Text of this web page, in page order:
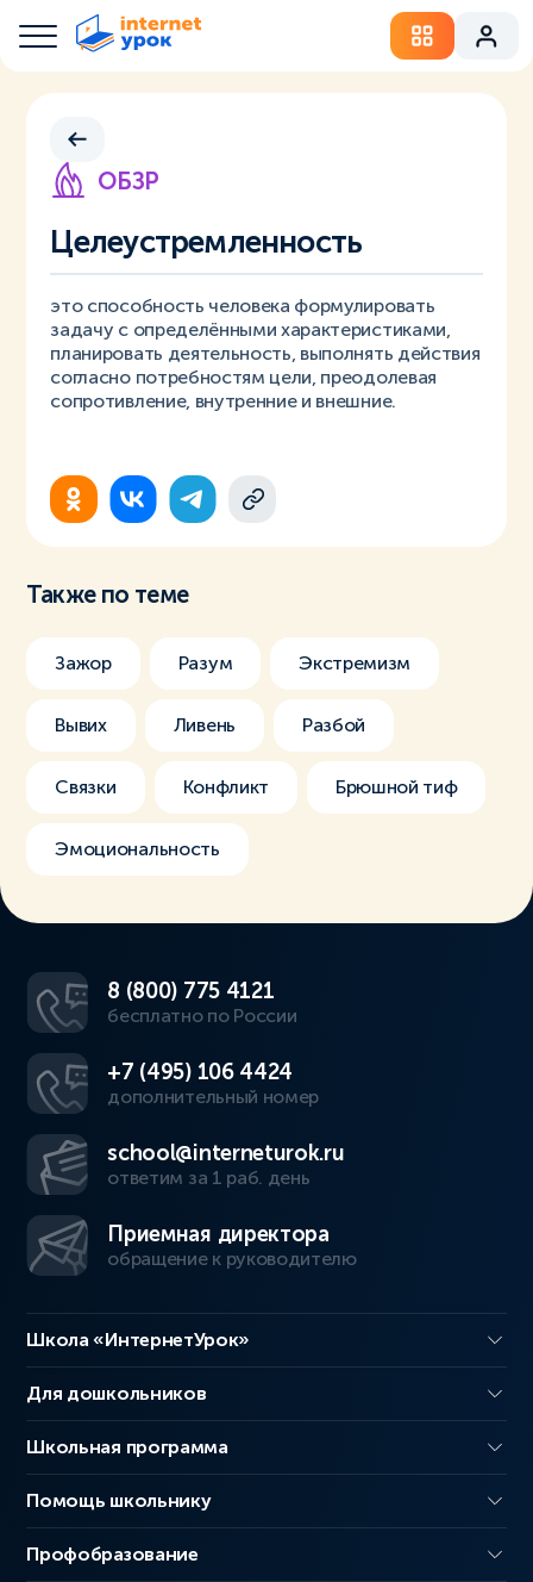
ОБЗР
Целеустремленность
это способность человека формулировать
задачу с определёнными характеристиками,
планировать деятельность, выполнять действия
согласно потребностям цели, преодолевая
сопротивление, внутренние и внешние.
Также по теме
Зажор Разум Экстремизм
Вывих Ливень Разбой
Связки Конфликт Брюшной тиф
Эмоциональность
8 (800) 775 4121
бесплатно по России
+7 (495) 106 4424
дополнительный номер
school@interneturok.ru
ответим за 1 раб. день
Приемная директора
обращение к руководителю
Школа «ИнтернетУрок»
Для дошкольников
Школьная программа
Помощь школьнику
Профобразование